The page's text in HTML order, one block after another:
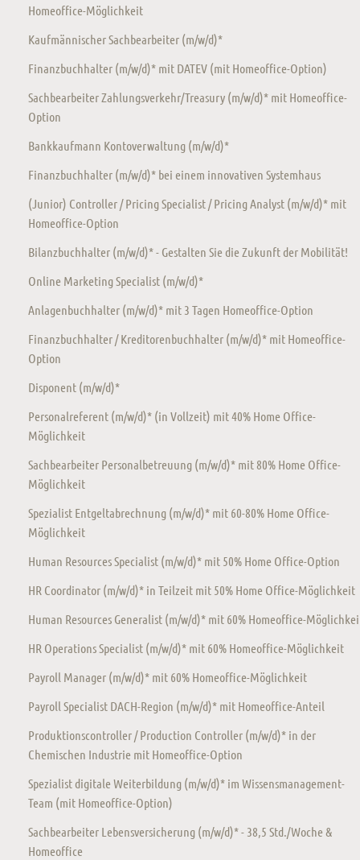
Homeoffice-Möglichkeit
Kaufmännischer Sachbearbeiter (m/w/d)*
Finanzbuchhalter (m/w/d)* mit DATEV (mit Homeoffice-Option)
Sachbearbeiter Zahlungsverkehr/Treasury (m/w/d)* mit Homeoffice-
Option
Bankkaufmann Kontoverwaltung (m/w/d)*
Finanzbuchhalter (m/w/d)* bei einem innovativen Systemhaus
(Junior) Controller / Pricing Specialist / Pricing Analyst (m/w/d)* mit
Homeoffice-Option
Bilanzbuchhalter (m/w/d)* - Gestalten Sie die Zukunft der Mobilität!
Online Marketing Specialist (m/w/d)*
Anlagenbuchhalter (m/w/d)* mit 3 Tagen Homeoffice-Option
Finanzbuchhalter / Kreditorenbuchhalter (m/w/d)* mit Homeoffice-
Option
Disponent (m/w/d)*
Personalreferent (m/w/d)* (in Vollzeit) mit 40% Home Office-
Möglichkeit
Sachbearbeiter Personalbetreuung (m/w/d)* mit 80% Home Office-
Möglichkeit
Spezialist Entgeltabrechnung (m/w/d)* mit 60-80% Home Office-
Möglichkeit
Human Resources Specialist (m/w/d)* mit 50% Home Office-Option
HR Coordinator (m/w/d)* in Teilzeit mit 50% Home Office-Möglichkeit
Human Resources Generalist (m/w/d)* mit 60% Homeoffice-
HR Operations Specialist (m/w/d)* mit 60% Homeoffice-Möglichkeit
Payroll Manager (m/w/d)* mit 60% Homeoffice-Möglichkeit
Payroll Specialist DACH-Region (m/w/d)* mit Homeoffice-Anteil
Produktionscontroller / Production Controller (m/w/d)* in der
Chemischen Industrie mit Homeoffice-Option
Spezialist digitale Weiterbildung (m/w/d)* im Wissensmanagement-
Team (mit Homeoffice-Option)
Sachbearbeiter Lebensversicherung (m/w/d)* - 38,5 Std./Woche &
Homeoffice